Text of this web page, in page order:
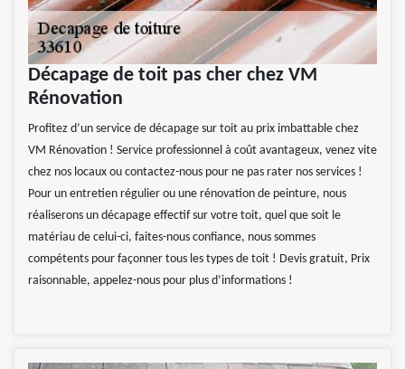
Décapage de toit pas cher chez VM
Rénovation
Profitez d’un service de décapage sur toit au prix imbattable chez
VM Rénovation ! Service professionnel à coût avantageux, venez vite
chez nos locaux ou contactez-nous pour ne pas rater nos services !
Pour un entretien régulier ou une rénovation de peinture, nous
réaliserons un décapage effectif sur votre toit, quel que soit le
matériau de celui-ci, faites-nous confiance, nous sommes
compétents pour façonner tous les types de toit ! Devis gratuit, Prix
raisonnable, appelez-nous pour plus d’informations !